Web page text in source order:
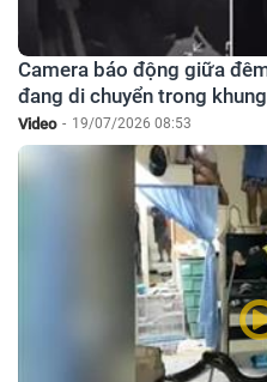
Camera báo động giữa
đang di chuyển trong
Video - 19/07/2026 08:53